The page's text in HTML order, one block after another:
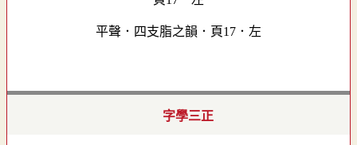
平聲．四支脂之韻．頁17．左
字學三正